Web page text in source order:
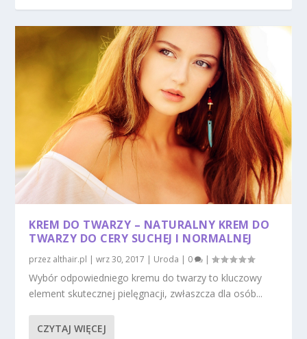
KREM DO TWARZY – NATURALNY KREM DO
TWARZY DO CERY SUCHEJ I NORMALNEJ
przez althair.pl |wrz 30, 2017 | Uroda | 0 |
Wybór odpowiedniego kremu do twarzy to kluczowy
element skutecznej pielęgnacji, zwłaszcza dla osób...
CZYTAJ WIĘCEJ